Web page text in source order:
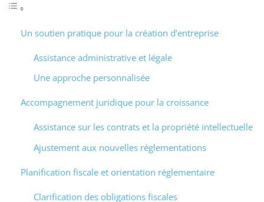
Un soutien pratique pour la création d’entreprise
Assistance administrative et légale
Une approche personnalisée
Accompagnement juridique pour la croissance
Assistance sur les contrats et la propriété intellectuelle
Ajustement aux nouvelles réglementations
Planification fiscale et orientation réglementaire
Clarification des obligations fiscales